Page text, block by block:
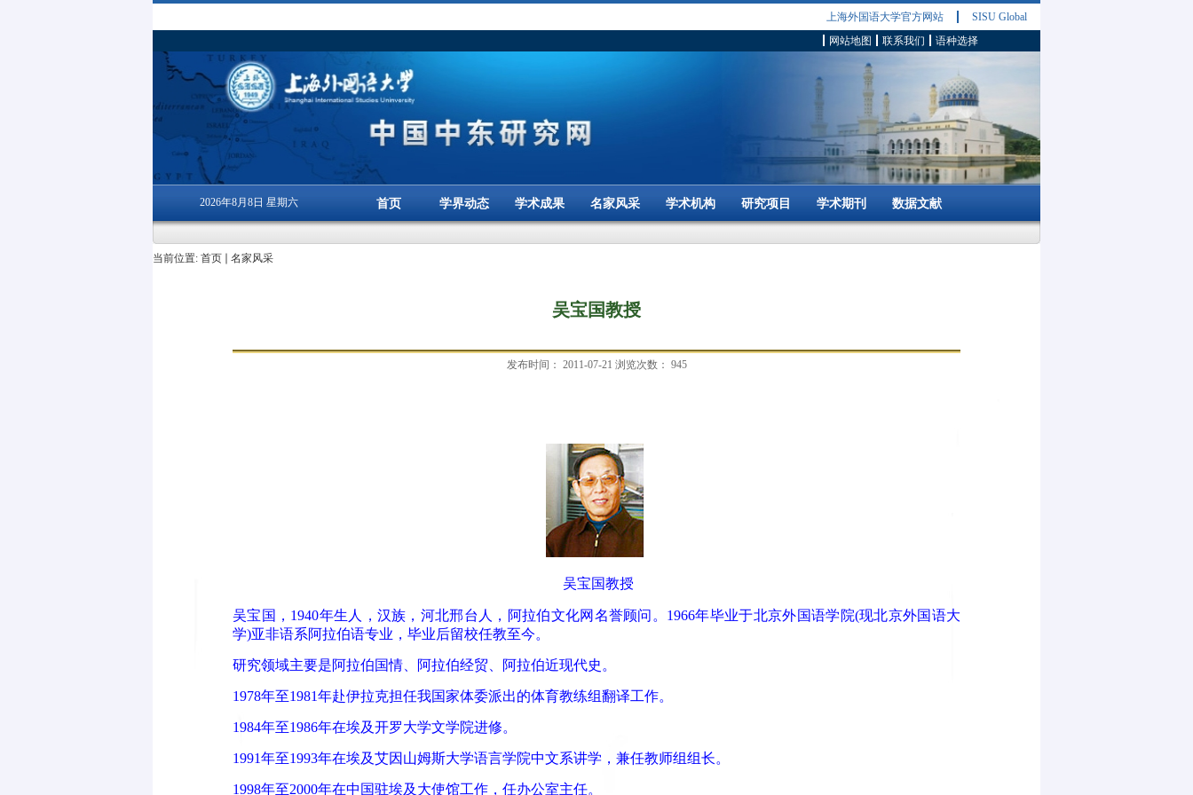
上海外国语大学官方网站
SISU Global
网站地图
联系我们 语种选择
2026年8月8日 星期六 首页 学界动态 学术成果 名家风采 学术机构 研究项目 学术期刊 数据文献
当前位置: 首页 名家风采
吴宝国教授
发布时间： 2011-07-21 浏览次数： 945
吴宝国教授
吴宝国，1940年生人，汉族，河北邢台人，阿拉伯文化网名誉顾问。1966年毕业于北京外国语学院(现北京外国语大
学)亚非语系阿拉伯语专业，毕业后留校任教至今。
研究领域主要是阿拉伯国情、阿拉伯经贸、阿拉伯近现代史。
1978年至1981年赴伊拉克担任我国家体委派出的体育教练组翻译工作。
1984年至1986年在埃及开罗大学文学院进修。
1991年至1993年在埃及艾因山姆斯大学语言学院中文系讲学，兼任教师组组长。
1998年至2000年在中国驻埃及大使馆工作，任办公室主任。